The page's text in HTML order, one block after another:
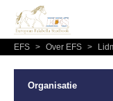
Home
EFS > Over EFS >
Organisatie